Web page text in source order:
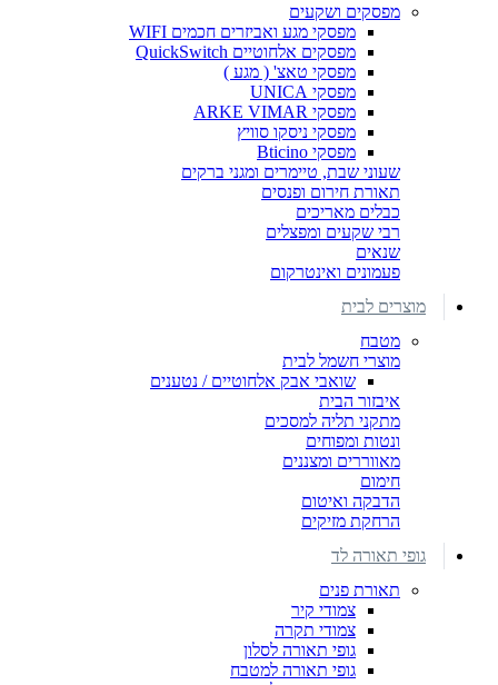
מפסקים ושקעים
מפסקי מגע ואביזרים חכמים WIFI
מפסקים אלחוטיים QuickSwitch
מפסקי טאצ' ( מגע )
מפסקי UNICA
מפסקי ARKE VIMAR
מפסקי ניסקו סוויץ
מפסקי Bticino
שעוני שבת, טיימרים ומגני ברקים
תאורת חירום ופנסים
כבלים מאריכים
רבי שקעים ומפצלים
שנאים
פעמונים ואינטרקום
מוצרים לבית
מטבח
מוצרי חשמל לבית
שואבי אבק אלחוטיים / נטענים
איבזור הבית
מתקני תליה למסכים
ונטות ומפוחים
מאווררים ומצננים
חימום
הדבקה ואיטום
הרחקת מזיקים
גופי תאורה לד
תאורת פנים
צמודי קיר
צמודי תקרה
גופי תאורה לסלון
גופי תאורה למטבח